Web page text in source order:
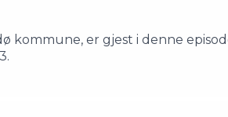
kommune, er gjest i denne